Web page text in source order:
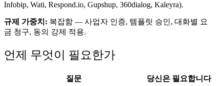
Infobip, Wati, Respond.io, Gupshup, 360dialog, Kaleyra).
규제 가중치: 복잡함 — 사업자 인증, 템플릿 승인, 대화별 요
금 청구, 동의 강제 적용.
언제 무엇이 필요한가
질문
당신은 필요합니다